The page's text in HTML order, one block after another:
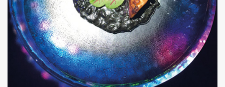
ค้นหา
SHARE TWEET LINE EMAIL